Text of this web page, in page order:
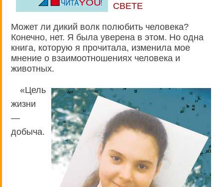
СВЕТЕ
Может ли дикий волк полюбить человека?
Конечно, нет. Я была уверена в этом. Но одна
книга, которую я прочитала, изменила мое
мнение о взаимоотношениях человека и
животных.
«Цель
жизни
—
добыча.